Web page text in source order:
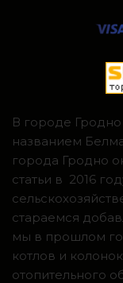
В городе Гродно
названием
города Гродно
статьи в 2016
стараемся
мы в прошлом
котлов и
отопительного